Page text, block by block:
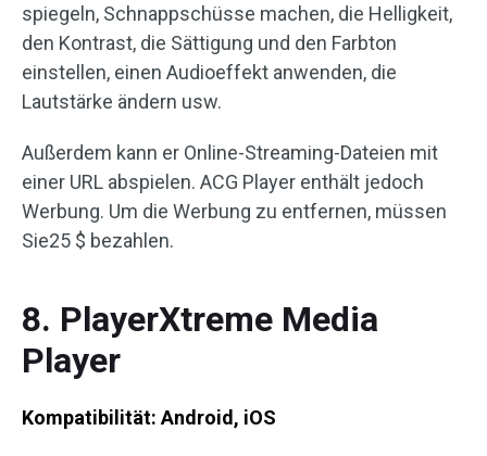
spiegeln, Schnappschüsse machen, die Helligkeit,
den Kontrast, die Sättigung und den Farbton
einstellen, einen Audioeffekt anwenden, die
Lautstärke ändern usw.
Außerdem kann er Online-Streaming-Dateien mit
einer URL abspielen. ACG Player enthält jedoch
Werbung. Um die Werbung zu entfernen, müssen
Sie25 $ bezahlen.
8. PlayerXtreme Media
Player
Kompatibilität: Android, iOS